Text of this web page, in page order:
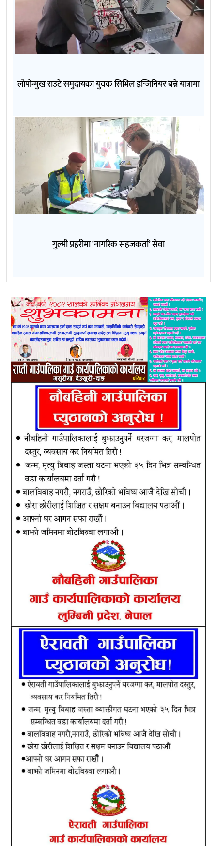
लोपोन्मुख राउटे समुदायका युवक सिभिल इन्जिनियर बन्ने यात्रामा
गुल्मी प्रहरीमा ‘नागरिक सहजकर्ता’ सेवा